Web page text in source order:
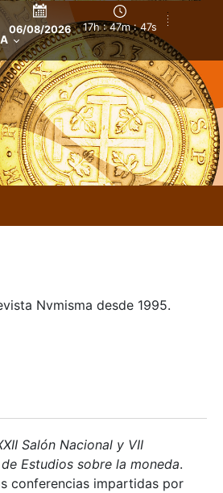
06/08/2026 17h : 47m : 48s
Nvmisma desde 1995.
Salón Nacional y VII
Estudios sobre la moneda.
conferencias impartidas por